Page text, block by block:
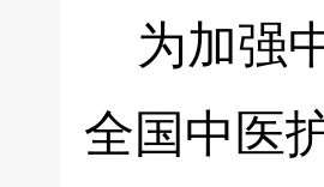
为加强
全国中医